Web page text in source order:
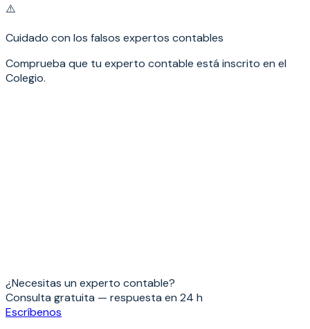
⚠️
Cuidado con los falsos expertos contables
Comprueba que tu experto contable está inscrito en el
Colegio.
¿Necesitas un experto contable?
Consulta gratuita — respuesta en 24 h
Escríbenos